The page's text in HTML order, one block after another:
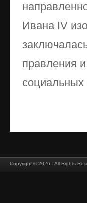
Ивана IV
правления
социальных
Copyright © 2026 - All Rights